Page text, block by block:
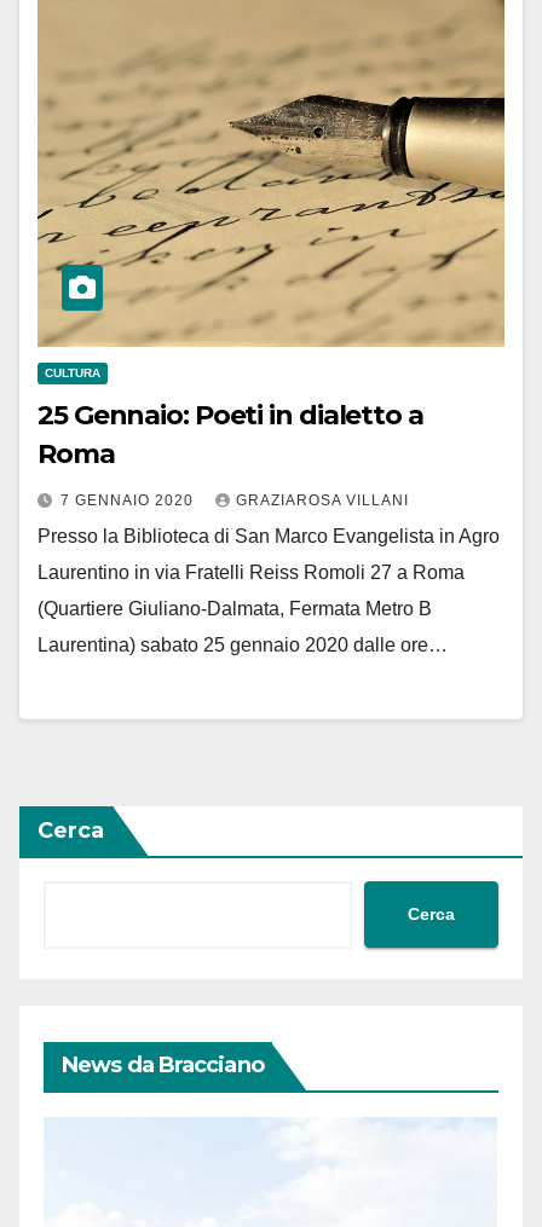
CULTURA
25 Gennaio: Poeti in dialetto a
Roma
7 GENNAIO 2020 GRAZIAROSA VILLANI
Presso la Biblioteca di San Marco Evangelista in Agro
Laurentino in via Fratelli Reiss Romoli 27 a Roma
(Quartiere Giuliano-Dalmata, Fermata Metro B
Laurentina) sabato 25 gennaio 2020 dalle ore…
Cerca
Cerca
News da Bracciano